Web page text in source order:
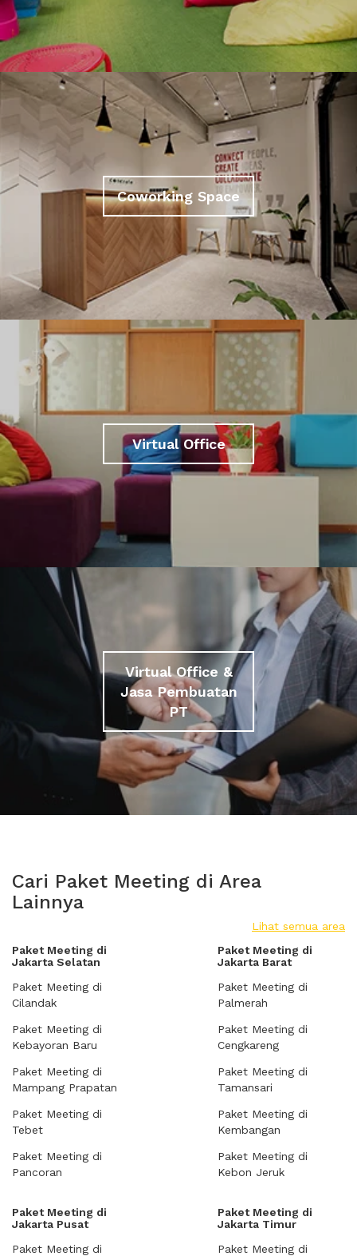
Coworking Space
Virtual Office
Virtual Office &
Jasa Pembuatan
PT
Cari Paket Meeting di Area
Lainnya
Lihat semua area
Paket Meeting di
Jakarta Selatan
Paket Meeting di
Cilandak
Paket Meeting di
Kebayoran Baru
Paket Meeting di
Mampang Prapatan
Paket Meeting di
Tebet
Paket Meeting di
Pancoran
Paket Meeting di
Jakarta Barat
Paket Meeting di
Palmerah
Paket Meeting di
Cengkareng
Paket Meeting di
Tamansari
Paket Meeting di
Kembangan
Paket Meeting di
Kebon Jeruk
Paket Meeting di
Jakarta Pusat
Paket Meeting di
Paket Meeting di
Jakarta Timur
Paket Meeting di